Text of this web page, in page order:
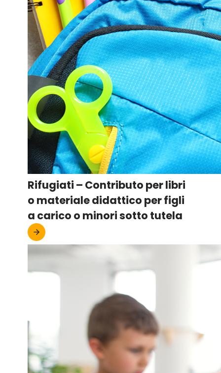
Rifugiati – Contributo per libri
o materiale didattico per figli
a carico o minori sotto tutela